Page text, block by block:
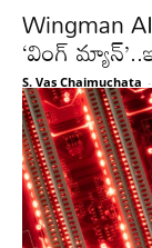
Wingman
‘వింగ్
S. Vas Chaimuchata -